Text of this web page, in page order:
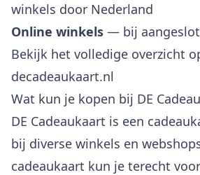
winkels door Nederland
Online winkels — bij
Bekijk het volledige overzicht
decadeaukaart.nl
Wat kun je kopen bij DE
DE Cadeaukaart is een
bij diverse winkels en
cadeaukaart kun je terecht